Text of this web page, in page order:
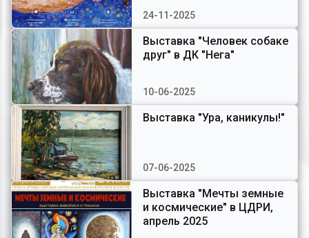
24-11-2025
Выставка "Человек собаке
друг" в ДК "Нега"
10-06-2025
Выставка "Ура, каникулы!"
07-06-2025
Выставка "Мечты земные
и космические" в ЦДРИ,
апрель 2025